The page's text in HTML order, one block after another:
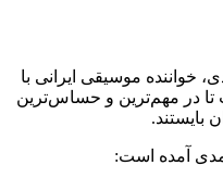
خواننده موسیقی ایرانی با
تا در مهم‌ترین و حساس‌ترین
بایستند.
آمده است: